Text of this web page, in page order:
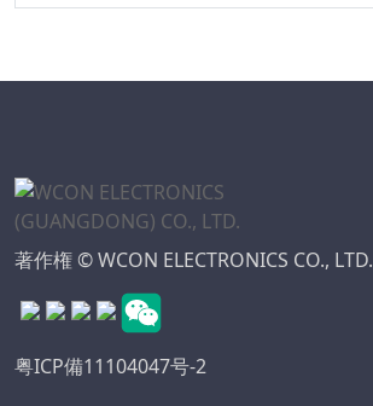
シリーズ
対基板コネクタ
著作権 © WCON ELECTRONICS CO., LTD.
粤ICP備11104047号-2